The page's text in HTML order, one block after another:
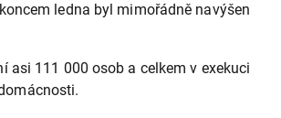
ledna byl mimořádně navýšen
asi 111 000 osob a celkem v exekuci